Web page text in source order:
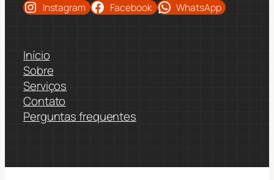
Instagram Facebook WhatsApp
Início
Sobre
Serviços
Contato
Perguntas frequentes